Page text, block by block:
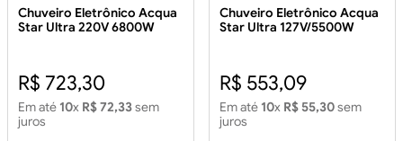
Chuveiro Eletrônico Acqua
Star Ultra 220V 6800W
R$ 723,30
Em até 10x R$ 72,33sem
juros
Chuveiro Eletrônico Acqua
Star Ultra 127V/5500W
R$ 553,09
Em até 10x R$ 55,30sem
juros